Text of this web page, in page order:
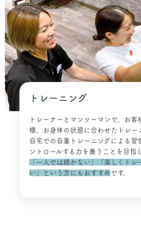
トレーニング
トレーナーとマンツーマンで、お客
標、お身体の状態に合わせたトレー
自宅での自重トレーニングによる習
ントロールする力を養うことを目指し
「一人では続かない」「楽しくトレ
い」という方にもおすすめ です。